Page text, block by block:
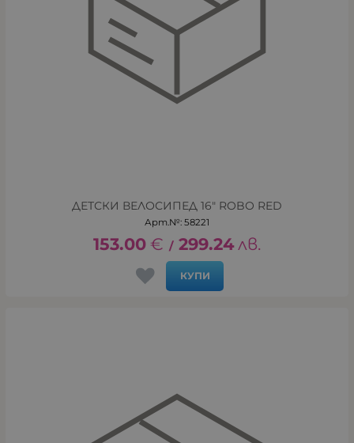
ДЕТСКИ ВЕЛОСИПЕД 16" ROBO RED
Арт.№: 58221
153.00 € / 299.24 лв.
КУПИ